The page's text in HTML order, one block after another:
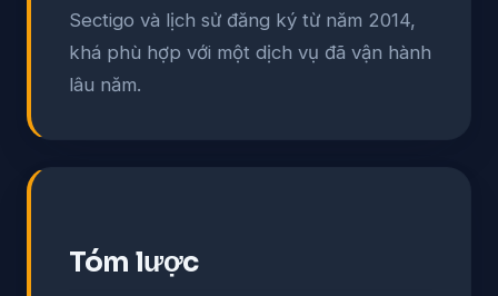
Sectigo và lịch sử đăng ký từ năm 2014,
khá phù hợp với một dịch vụ đã vận hành
lâu năm.
Tóm lược